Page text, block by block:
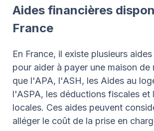
Aides financières
France
En France, il existe plusieurs
pour aider à payer une maison de
que l'APA, l'ASH, les Aides au
l'ASPA, les déductions fiscales et
locales. Ces aides peuvent
alléger le coût de la prise en